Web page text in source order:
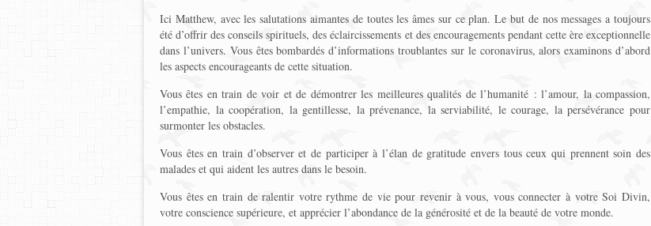
Ici Matthew, avec les salutations aimantes de toutes les âmes sur ce plan. Le but de nos messages a toujours
été d’offrir des conseils spirituels, des éclaircissements et des encouragements pendant cette ère exceptionnelle
dans l’univers. Vous êtes bombardés d’informations troublantes sur le coronavirus, alors examinons d’abord
les aspects encourageants de cette situation.
Vous êtes en train de voir et de démontrer les meilleures qualités de l’humanité : l’amour, la compassion,
l’empathie, la coopération, la gentillesse, la prévenance, la serviabilité, le courage, la persévérance pour
surmonter les obstacles.
Vous êtes en train d’observer et de participer à l’élan de gratitude envers tous ceux qui prennent soin des
malades et qui aident les autres dans le besoin.
Vous êtes en train de ralentir votre rythme de vie pour revenir à vous, vous connecter à votre Soi Divin,
votre conscience supérieure, et apprécier l’abondance de la générosité et de la beauté de votre monde.